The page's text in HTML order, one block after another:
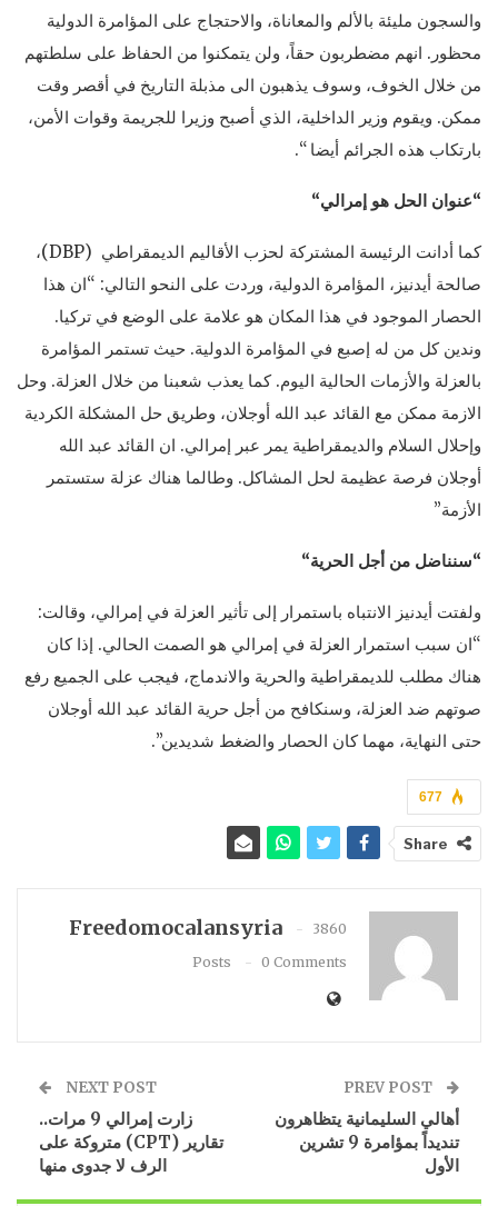
والسجون مليئة بالألم والمعاناة، والاحتجاج على المؤامرة الدولية
محظور. انهم مضطربون حقاً، ولن يتمكنوا من الحفاظ على سلطتهم
من خلال الخوف، وسوف يذهبون الى مذبلة التاريخ في أقصر وقت
ممكن. ويقوم وزير الداخلية، الذي أصبح وزيرا للجريمة وقوات الأمن،
بارتكاب هذه الجرائم أيضا “.
“عنوان الحل هو إمرالي“
كما أدانت الرئيسة المشتركة لحزب الأقاليم الديمقراطي (DBP)،
صالحة أيدنيز، المؤامرة الدولية، وردت على النحو التالي: “ان هذا
الحصار الموجود في هذا المكان هو علامة على الوضع في تركيا.
وندين كل من له إصبع في المؤامرة الدولية. حيث تستمر المؤامرة
بالعزلة والأزمات الحالية اليوم. كما يعذب شعبنا من خلال العزلة. وحل
الازمة ممكن مع القائد عبد الله أوجلان، وطريق حل المشكلة الكردية
وإحلال السلام والديمقراطية يمر عبر إمرالي. ان القائد عبد الله
أوجلان فرصة عظيمة لحل المشاكل. وطالما هناك عزلة ستستمر
الأزمة”
“سنناضل من أجل الحرية“
ولفتت أيدنيز الانتباه باستمرار إلى تأثير العزلة في إمرالي، وقالت:
“ان سبب استمرار العزلة في إمرالي هو الصمت الحالي. إذا كان
هناك مطلب للديمقراطية والحرية والاندماج، فيجب على الجميع رفع
صوتهم ضد العزلة، وسنكافح من أجل حرية القائد عبد الله أوجلان
حتى النهاية، مهما كان الحصار والضغط شديدين”.
677
Share
Freedomocalansyria
3860
Posts
0 Comments
أهالي السليمانية يتظاهرون
تنديداً بمؤامرة 9 تشرين
الأول
NEXT POST
زارت إمرالي 9 مرات..
تقارير (CPT) متروكة على
الرف لا جدوى منها